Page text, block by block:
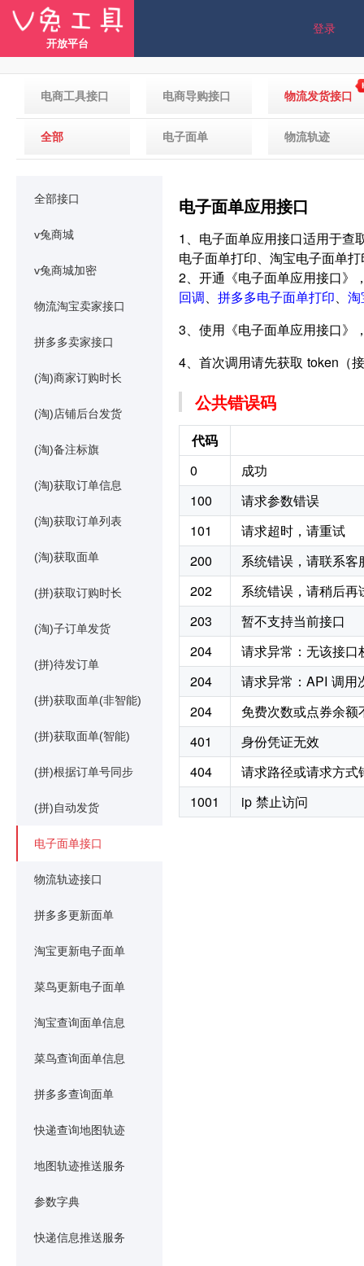
开放平台
登录
电商工具接口 电商导购接口 物流发货接口
全部 电子面单 物流轨迹
全部接口
v兔商城
v兔商城加密
物流淘宝卖家接口
拼多多卖家接口
(淘)商家订购时长
(淘)店铺后台发货
(淘)备注标旗
(淘)获取订单信息
(淘)获取订单列表
(淘)获取面单
(拼)获取订购时长
(淘)子订单发货
(拼)待发订单
(拼)获取面单(非智能)
(拼)获取面单(智能)
(拼)根据订单号同步
(拼)自动发货
电子面单接口
物流轨迹接口
拼多多更新面单
淘宝更新电子面单
菜鸟更新电子面单
淘宝查询面单信息
菜鸟查询面单信息
拼多多查询面单
快递查询地图轨迹
地图轨迹推送服务
参数字典
快递信息推送服务
电子面单应用接口
1、电子面单应用接口适用于查
电子面单打印、淘宝电子面单
2、开通《电子面单应用接口》
回调、 拼多多电子面单打印、 淘
3、使用《电子面单应用接口》
4、首次调用请先获取 token（
公共错误码
代码
0
成功
100
请求参数错误
101
请求超时，请重试
200
系统错误，请联系客
202
系统错误，请稍后再
203
暂不支持当前接口
204
请求异常：无该接
204
请求异常：API 调用
204
免费次数或点券余额
401
身份凭证无效
404
请求路径或请求方式
1001
ip 禁止访问